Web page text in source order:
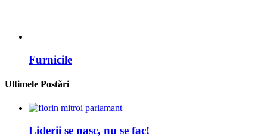
Furnicile
Ultimele Postări
Liderii se nasc, nu se fac!